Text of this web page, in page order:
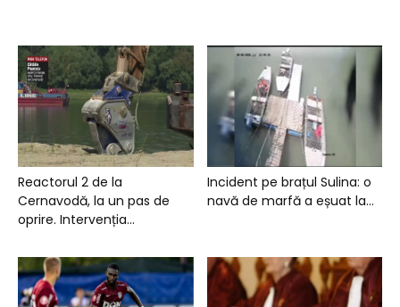
Reactorul 2 de la
Cernavodă, la un pas de
oprire. Intervenția...
Incident pe brațul Sulina: o
navă de marfă a eșuat la...